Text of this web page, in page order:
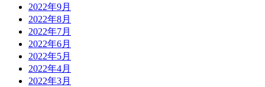
2022年9月
2022年8月
2022年7月
2022年6月
2022年5月
2022年4月
2022年3月